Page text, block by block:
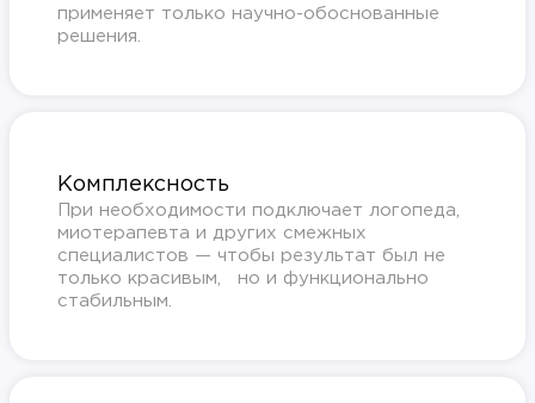
применяет только научно-обоснованные
решения.
Комплексность
При необходимости подключает логопеда,
миотерапевта и других смежных
специалистов — чтобы результат был не
только красивым, но и функционально
стабильным.